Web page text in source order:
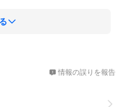
情報の誤りを報告